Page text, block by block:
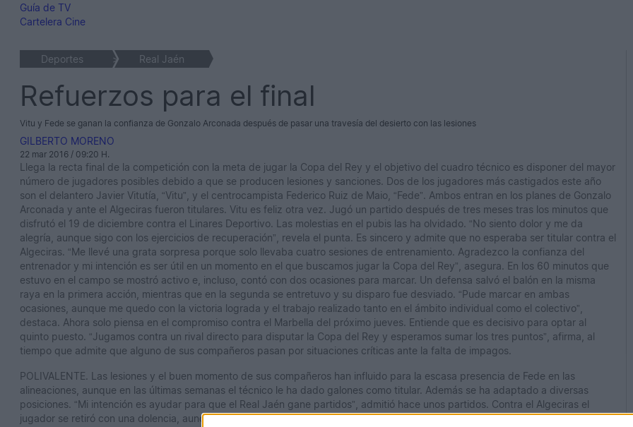
Guía de TV
Cartelera Cine
Deportes > Real Jaén
Refuerzos para el final
Vitu y Fede se ganan la confianza de Gonzalo Arconada después de pasar una travesía del desierto con las lesiones
GILBERTO MORENO
22 mar 2016 / 09:20 H.
Llega la recta final de la competición con la meta de jugar la Copa del Rey y el objetivo del cuadro técnico es disponer del mayor
número de jugadores posibles debido a que se producen lesiones y sanciones. Dos de los jugadores más castigados este año
son el delantero Javier Vitutía, “Vitu”, y el centrocampista Federico Ruiz de Maio, “Fede”. Ambos entran en los planes de Gonzalo
Arconada y ante el Algeciras fueron titulares. Vitu es feliz otra vez. Jugó un partido después de tres meses tras los minutos que
disfrutó el 19 de diciembre contra el Linares Deportivo. Las molestias en el pubis las ha olvidado. “No siento dolor y me da
alegría, aunque sigo con los ejercicios de recuperación”, revela el punta. Es sincero y admite que no esperaba ser titular contra el
Algeciras. “Me llevé una grata sorpresa porque solo llevaba cuatro sesiones de entrenamiento. Agradezco la confianza del
entrenador y mi intención es ser útil en un momento en el que buscamos jugar la Copa del Rey”, asegura. En los 60 minutos que
estuvo en el campo se mostró activo e, incluso, contó con dos ocasiones para marcar. Un defensa salvó el balón en la misma
raya en la primera acción, mientras que en la segunda se entretuvo y su disparo fue desviado. “Pude marcar en ambas
ocasiones, aunque me quedo con la victoria lograda y el trabajo realizado tanto en el ámbito individual como el colectivo”,
destaca. Ahora solo piensa en el compromiso contra el Marbella del próximo jueves. Entiende que es decisivo para optar al
quinto puesto. “Jugamos contra un rival directo para disputar la Copa del Rey y esperamos sumar los tres puntos”, afirma, al
tiempo que admite que alguno de sus compañeros pasan por situaciones críticas ante la falta de impagos.
POLIVALENTE. Las lesiones y el buen momento de sus compañeros han influido para la escasa presencia de Fede en las
alineaciones, aunque en las últimas semanas el técnico le ha dado galones como titular. Además se ha adaptado a diversas
posiciones. “Mi intención es ayudar para que el Real Jaén gane partidos”, admitió hace unos partidos. Contra el Algeciras el
jugador se retiró con una dolencia, aunque se espera que mejore con vistas al compromiso del jueves en tierras malagueñas.